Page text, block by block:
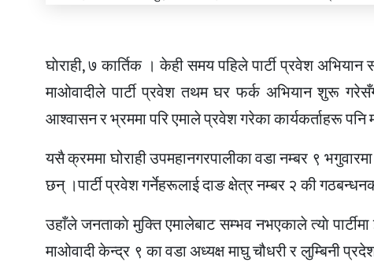
घाेराही, ७ कार्तिक । केही समय पहिले पार्टी प्रवेश
माओवादीले पार्टी प्रवेश तथम घर फर्क अभियान शुरू
आश्वासन र भ्रममा परि एमाले प्रवेश गरेका कार्यकर्ताहरू
यसै क्रममा घोराही उपमहानगरपालीका वडा नम्बर ९
छन् ।पार्टी प्रवेश गर्नेहरूलाई दाङ क्षेत्र नम्बर २ की
उहाँले जनताकाे मुक्ति एमालेबाट सम्भव नभएकाले त्याे
माओवादी केन्द्र ९ का वडा अध्यक्ष माघु चौधरी र लुम्बिनी